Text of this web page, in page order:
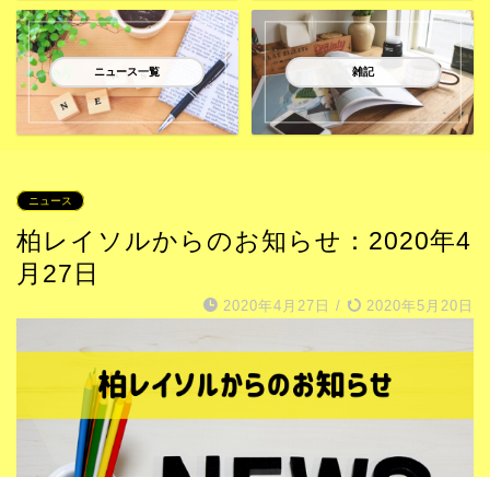
ニュース一覧 雑記
ニュース
柏レイソルからのお知らせ：2020年4
月27日
2020年4月27日 / 2020年5月20日